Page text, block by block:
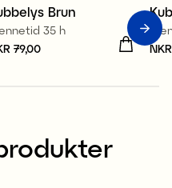
Brun
35 h
:NKR 79,00
79,00